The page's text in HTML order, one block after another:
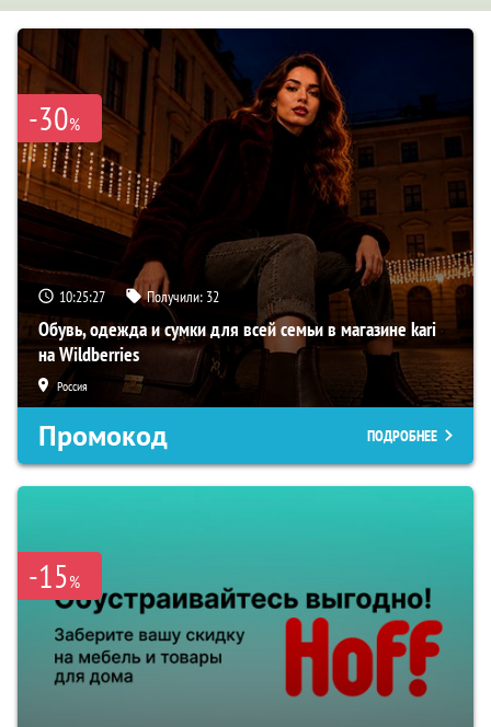
-30%
10:25:26 Получили: 32
Обувь, одежда и сумки для всей семьи в магазине kari
на Wildberries
Россия
Промокод ПОДРОБНЕЕ
-15%